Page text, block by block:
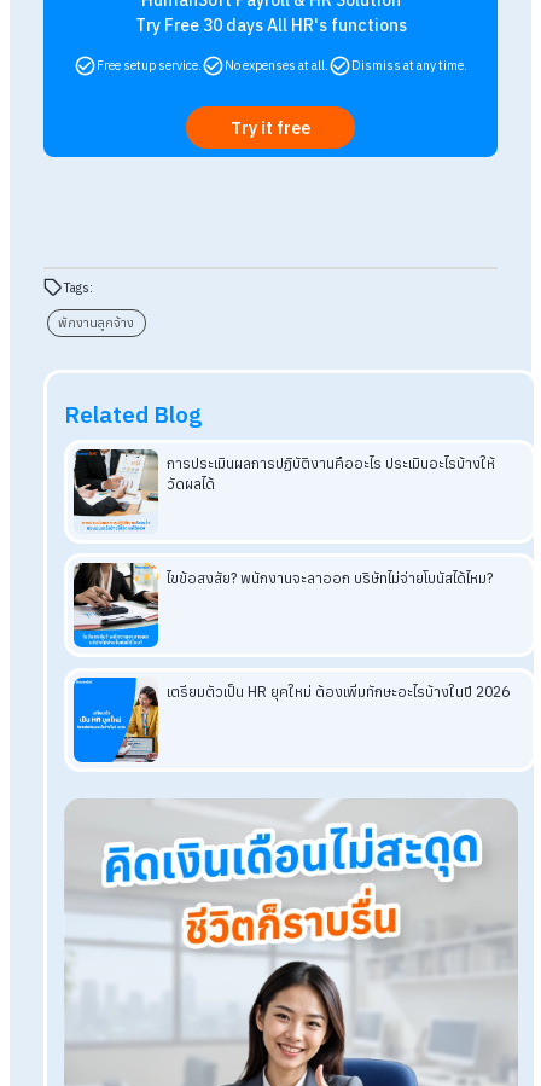
สรุป Q&A สั่งพักงานลูกจ้าง ต้องจ่ายเงิ
ไหม ทำยังไงให้ถูกกฎหมาย?
การสั่งพักงานลูกจ้างระหว่างการสอบสวน นายจ้างยังมีหน้าที่ต้อง
นายจ้างควรรู้! หลักเกณฑ์การจ้างงานคนพิการตามกฎหมาย
กำหนด
ห้ามพลาด! กฎหมายแรงงานที่ลูกจ้างไม่ควรมองข้าม
เจ้าของกิจการต้องรู้! กฎหมายแรงงานปี 2569
Q&A นายจ้างสั่งพักงานลูกจ้างในกรณีใดได้บ้าง?
HumanSoft Payroll & HR Solution
Try Free 30 days
Free setup service. No expenses at all. Dismiss at any time.
Try it free